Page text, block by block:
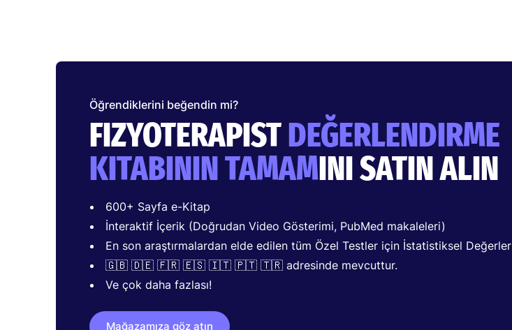
Öğrendiklerini beğendin mi?
FIZYOTERAPISTDEĞERLENDIRME
KITABININ TAMAMINI SATIN ALIN
600+ Sayfa e-Kitap
İnteraktif İçerik (Doğrudan Video Gösterimi, PubMed makaleleri)
En son araştırmalardan elde edilen tüm Özel Testler için İstatistiksel Değerler
🇬🇧 🇩🇪 🇫🇷 🇪🇸 🇮🇹 🇵🇹 🇹🇷 adresinde mevcuttur.
Ve çok daha fazlası!
Mağazamıza göz atın